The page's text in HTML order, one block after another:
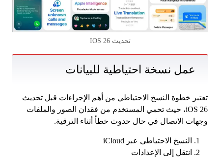
تحديث IOS 26
عمل نسخة احتياطية للبيانات
تعتبر خطوة النسخ الاحتياطي من أهم الإجراءات قبل تحديث
iOS 26، حيث تحمي المستخدم من فقدان الصور والملفات
وجهات الاتصال في حال حدوث خطأ أثناء الترقية.
النسخ الاحتياطي عبر iCloud
انتقل إلى الإعدادات